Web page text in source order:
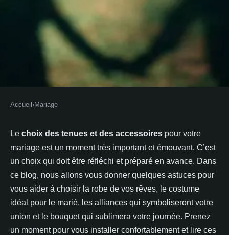
Comment choisir sa robe, son
costume, ses alliances et son
bouquet de mariée ?
Emilie •14 février 2022 •3 min de lecture
Accueil ›Mariage
Le choix des tenues et des accessoires pour votre
mariage est un moment très important et émouvant. C’est
un choix qui doit être réfléchi et préparé en avance. Dans
ce blog, nous allons vous donner quelques astuces pour
vous aider à choisir la robe de vos rêves, le costume
idéal pour le marié, les alliances qui symboliseront votre
union et le bouquet qui sublimera votre journée. Prenez
un moment pour vous installer confortablement et lire ces